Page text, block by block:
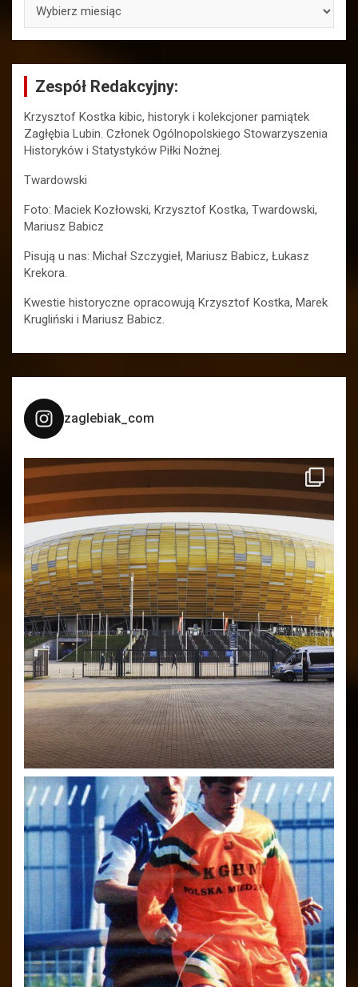
Zespół Redakcyjny:
Krzysztof Kostka kibic, historyk i kolekcjoner pamiątek
Zagłębia Lubin. Członek Ogólnopolskiego Stowarzyszenia
Historyków i Statystyków Piłki Nożnej.
Twardowski
Foto: Maciek Kozłowski, Krzysztof Kostka, Twardowski,
Mariusz Babicz
Pisują u nas: Michał Szczygieł, Mariusz Babicz, Łukasz
Krekora.
Kwestie historyczne opracowują Krzysztof Kostka, Marek
Krugliński i Mariusz Babicz.
zaglebiak_com